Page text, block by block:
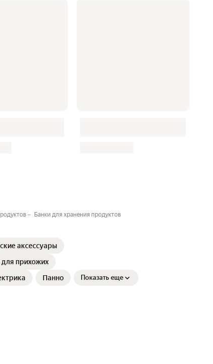
Банки для хранения продуктов
аксессуары
прихожих
Панно Показать еще